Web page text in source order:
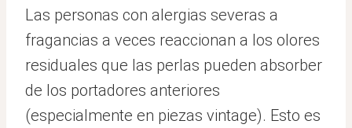
Las personas con alergias severas a
fragancias a veces reaccionan a los olores
residuales que las perlas pueden absorber
de los portadores anteriores
(especialmente en piezas vintage). Esto es